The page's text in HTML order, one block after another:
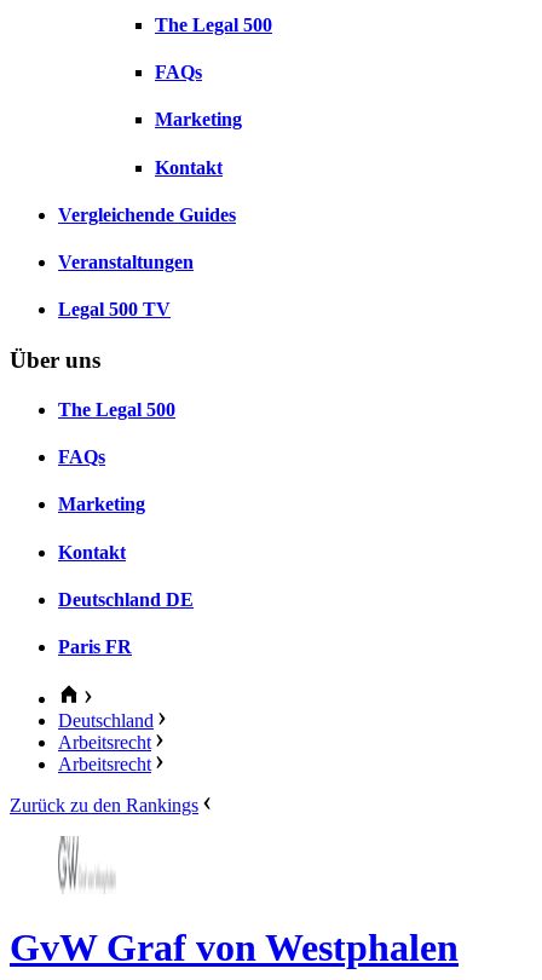
The Legal 500
FAQs
Marketing
Kontakt
Vergleichende Guides
Veranstaltungen
Legal 500 TV
Über uns
The Legal 500
FAQs
Marketing
Kontakt
Deutschland DE
Paris FR
Deutschland
Arbeitsrecht
Arbeitsrecht
Zurück zu den Rankings
GvW Graf von Westphalen